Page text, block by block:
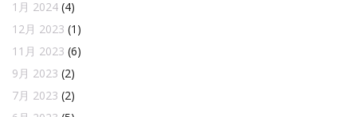
1月 2024 (4)
12月 2023 (1)
11月 2023 (6)
9月 2023 (2)
7月 2023 (2)